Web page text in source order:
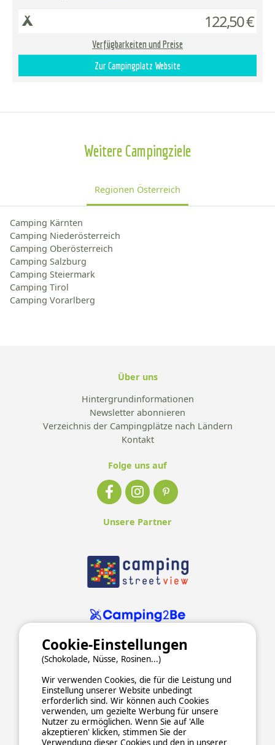
122,50 €
Verfügbarkeiten und Preise
Zur Campingplatz Website
Weitere Campingziele
Regionen Österreich
Camping Kärnten
Camping Niederösterreich
Camping Oberösterreich
Camping Salzburg
Camping Steiermark
Camping Tirol
Camping Vorarlberg
Über uns
Hintergrundinformationen
Newsletter abonnieren
Verzeichnis der Campingplätze nach Ländern
Kontakt
Folge uns auf
Unsere Partner
ALLGEMEINE NUTZUNGSBEDINGUNGEN
DATENSCHUTZERKLÄRUNGCOOKIESIMPRESSUM
Cookie-Einstellungen
(Schokolade, Nüsse, Rosinen...)
Wir verwenden Cookies, die für die Leistung und
Einstellung unserer Website unbedingt
erforderlich sind. Wir können auch Cookies
verwenden, um gezielte Werbung für unsere
Nutzer zu ermöglichen. Wenn Sie auf 'Alle
akzeptieren' klicken, stimmen Sie der
Verwendung dieser Cookies und den in unserer